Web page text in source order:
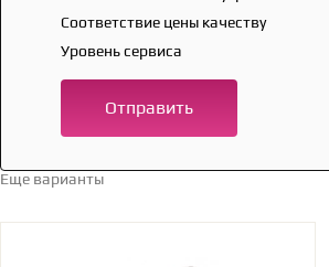
Соответствие цены качеству
Уровень сервиса
Отправить
Еще варианты